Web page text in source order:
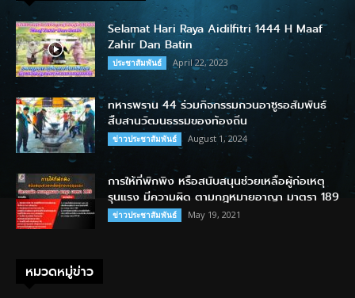
Selamat Hari Raya Aidilfitri 1444 H Maaf
Zahir Dan Batin
ประชาสัมพันธ์ April 22, 2023
ทหารพราน 44 ร่วมกิจกรรมกวนอาซูรอสัมพันธ์
สืบสานวัฒนธรรมของท้องถิ่น
ข่าวประชาสัมพันธ์ August 1, 2024
การให้ที่พักพิง หรือสนับสนุนช่วยเหลือผู้ก่อเหตุ
รุนแรง มีความผิด ตามกฎหมายอาญา มาตรา 189
ข่าวประชาสัมพันธ์ May 19, 2021
หมวดหมู่ข่าว